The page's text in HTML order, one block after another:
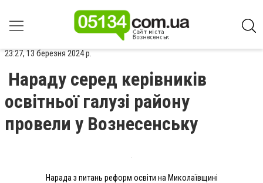
23:27, 13 березня 2024 р.
Нараду серед керівників
освітньої галузі району
провели у Вознесенську
Нарада з питань реформ освіти на Миколаївщині